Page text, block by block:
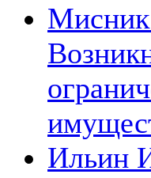
Ильин